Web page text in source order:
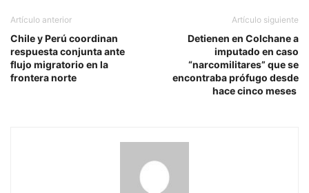
Artículo anterior
Chile y Perú coordinan
respuesta conjunta ante
flujo migratorio en la
frontera norte
Artículo siguiente
Detienen en Colchane a
imputado en caso
“narcomilitares” que se
encontraba prófugo desde
hace cinco meses